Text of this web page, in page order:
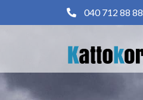
040 712 88 88